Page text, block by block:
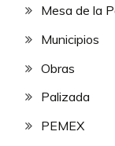
Mesa de la
Municipios
Obras
Palizada
PEMEX